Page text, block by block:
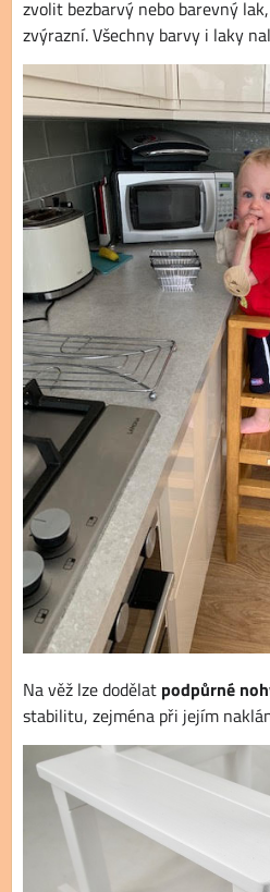
zvolit bezbarvý nebo barevný
zvýrazní. Všechny barvy i laky
Na věž lze dodělat podpůrné
stabilitu, zejména při jejím